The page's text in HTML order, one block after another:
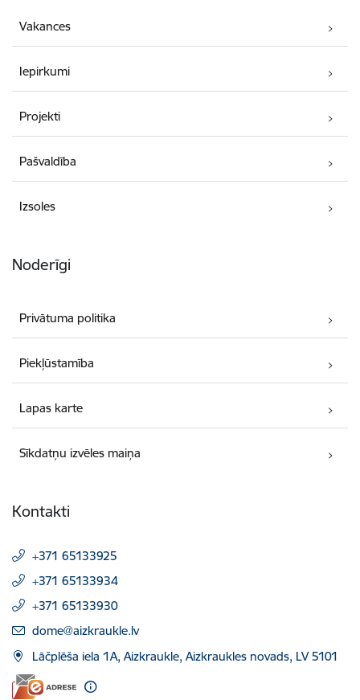
Vakances
Iepirkumi
Projekti
Pašvaldība
Izsoles
Noderīgi
Privātuma politika
Piekļūstamība
Lapas karte
Sīkdatņu izvēles maiņa
Kontakti
+371 65133925
+371 65133934
+371 65133930
E-pasts:
dome@aizkraukle.lv
Lāčplēša iela 1A, Aizkraukle, Aizkraukles novads, LV 5101